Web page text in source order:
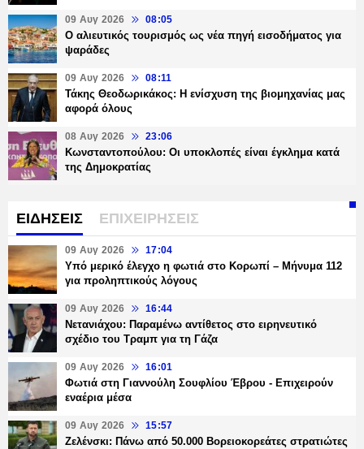
09 Αυγ 2026 08:05
Ο αλιευτικός τουρισμός ως νέα πηγή εισοδήματος για
ψαράδες
09 Αυγ 2026 08:11
Τάκης Θεοδωρικάκος: Η ενίσχυση της βιομηχανίας μας
αφορά όλους
08 Αυγ 2026 23:06
Κωνσταντοπούλου: Οι υποκλοπές είναι έγκλημα κατά
της Δημοκρατίας
ΕΙΔΗΣΕΙΣ ΕΠΙΧΕΙΡΗΣΕΙΣ
09 Αυγ 2026 17:04
Υπό μερικό έλεγχο η φωτιά στο Κορωπί – Μήνυμα 112
για προληπτικούς λόγους
09 Αυγ 2026 16:44
Νετανιάχου: Παραμένω αντίθετος στο ειρηνευτικό
σχέδιο του Τραμπ για τη Γάζα
09 Αυγ 2026 16:01
Φωτιά στη Γιαννούλη Σουφλίου Έβρου - Επιχειρούν
εναέρια μέσα
09 Αυγ 2026 15:57
Ζελένσκι: Πάνω από 50.000 Βορειοκορεάτες στρατιώτες